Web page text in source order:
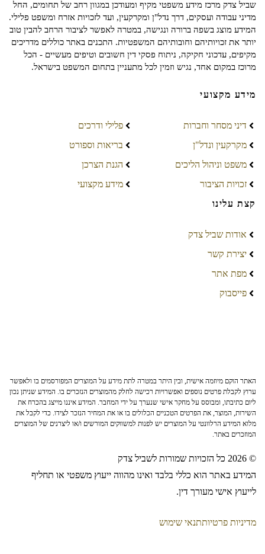
שביל צדק מרכז מידע משפטי מקיף ומעודכן במגוון רחב של תחומים, החל
מדיני עבודה ועסקים, דרך נדל"ן ומקרקעין, ועד לזכויות אזרח ומשפט פלילי.
המידע מוצג בשפה ברורה ונגישה, במטרה לאפשר לציבור הרחב להבין טוב
יותר את זכויותיהם וחובותיהם המשפטיות. התכנים באתר כוללים מדריכים
מקיפים, עדכוני חקיקה, ניתוח פסקי דין חשובים וטיפים מעשיים - הכל
מרוכז במקום אחד, נגיש וזמין לכל מתעניין בתחום המשפט בישראל.
מידע מקצועי
דיני מסחר וחברות
מקרקעין ונדל"ן
משפט וניהול הליכים
זכויות הציבור
פלילי ודרכים
בריאות וספורט
הגנת הצרכן
מידע מקצועי
קצת עלינו
אודות שביל צדק
יצירת קשר
מפת אתר
פייסבוק
האתר הוקם מיוזמה אישית, ובין היתר במטרה לתת מידע על המוצרים המפורסמים בו ולאפשר
ערוץ לקבלת פרטים נוספים ואפשרויות רכישה לחלק מהמוצרים הנזכרים בו. המידע שניתן נכון
ליום כתיבתו, ומבוסס על מחקר אישי שנערך על ידי המחבר. המידע איננו מייצג בהכרח את
השירות, המוצר, את הפרטים הטכניים הכלולים בו או את המחיר הנזכר לצידו. כדי לקבל את
מלוא המידע הרלוונטי על המוצרים יש לפנות למשווקים המורשים ו/או ליצרנים של המוצרים
המוזכרים באתר.
© 2026 כל הזכויות שמורות לשביל צדק
המידע באתר הוא כללי בלבד ואינו מהווה ייעוץ משפטי או תחליף
לייעוץ אישי מעורך דין.
מדיניות פרטיותתנאי שימוש